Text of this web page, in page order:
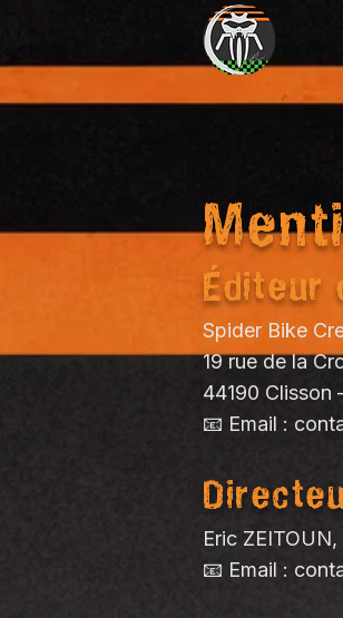
Éditeur
Spider Bike
19 rue de la
44190 Clisson
📧 Email :
Eric
📧 Email :